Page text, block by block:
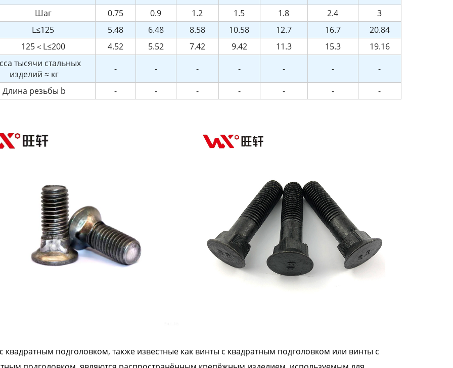
Шаг 0.75 0.9 1.2 1.5 1.8 2.4
3
L≤125 5.48 6.48 8.58 10.58 12.7 16.7
20.84
125＜L≤200
4.52 5.52 7.42 9.42 11.3 15.3
19.16
тысячи стальных
изделий ≈ кг
- - - - - -
-
Длина резьбы b
- - - - - - -
квадратным подголовком, также известные как винты с квадратным подголовком или винты с